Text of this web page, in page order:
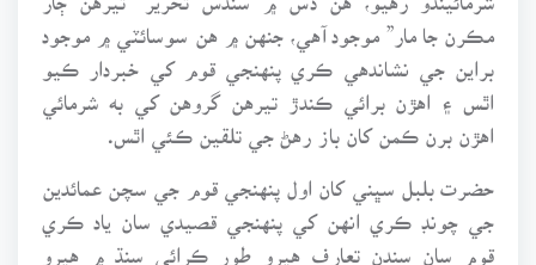
مڪرن جا مار” موجود آهي، جنهن ۾ هن سوسائٽي ۾ موجود
براين جي نشاندهي ڪري پنهنجي قوم کي خبردار ڪيو
اٿس ۽ اهڙن برائي ڪندڙ تيرهن گروهن کي به شرمائي
اهڙن برن ڪمن کان باز رهڻ جي تلقين ڪئي اٿس.
حضرت بلبل سڀني کان اول پنهنجي قوم جي سچن عمائدين
جي چونڊ ڪري انهن کي پنهنجي قصيدي سان ياد ڪري
قوم سان سندن تعارف هيرو طور ڪرائي سنڌ ۾ هيرو